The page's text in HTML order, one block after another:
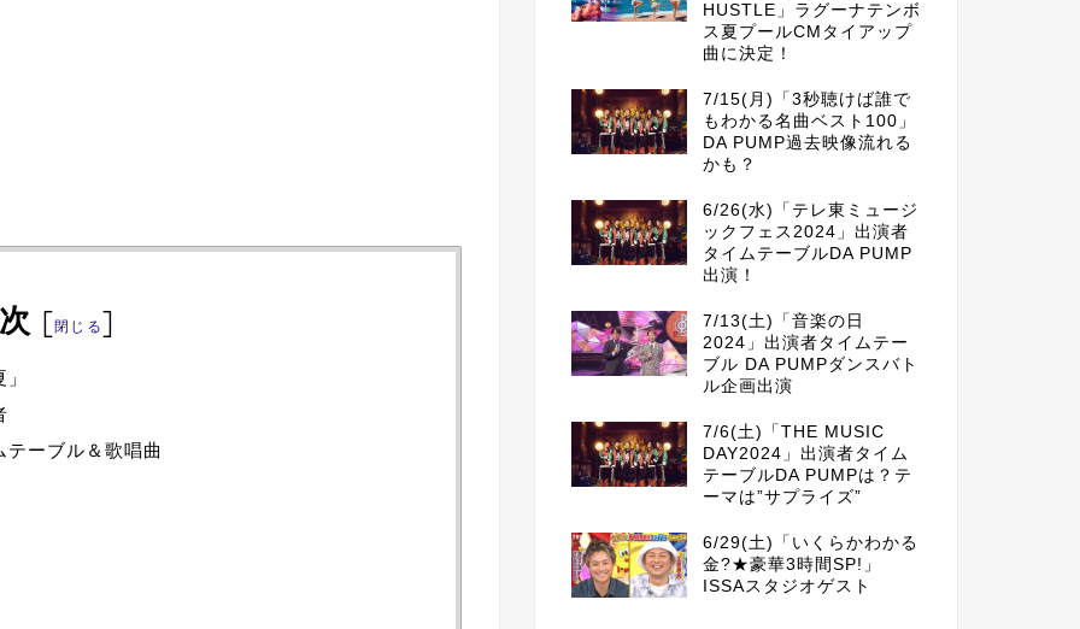
[閉じる]
ーブル＆歌唱曲
HUSTLE」ラグーナテンボ
ス夏プールCMタイアップ
曲に決定！
7/15(月)「3秒聴けば誰で
もわかる名曲ベスト100」
DA PUMP過去映像流れる
かも？
6/26(水)「テレ東ミュージ
ックフェス2024」出演者
タイムテーブルDA PUMP
出演！
7/13(土)「音楽の日
2024」出演者タイムテー
ブル DA PUMPダンスバト
ル企画出演
7/6(土)「THE MUSIC
DAY2024」出演者タイム
テーブルDA PUMPは？テ
ーマは”サプライズ”
6/29(土)「いくらかわかる
金?★豪華3時間SP!」
ISSAスタジオゲスト